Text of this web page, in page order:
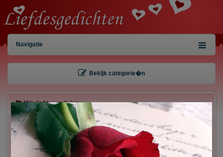
Navigatie
Bekijk categorie�n
Mijn liefdesgedichten
Gebruiker:
Wachtwoord: